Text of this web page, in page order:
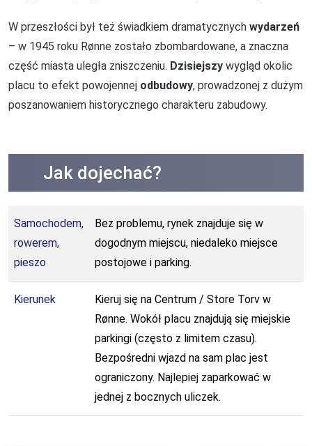
W przeszłości był też świadkiem dramatycznych wydarzeń
– w 1945 roku Rønne zostało zbombardowane, a znaczna
część miasta uległa zniszczeniu. Dzisiejszy wygląd okolic
placu to efekt powojennej odbudowy, prowadzonej z dużym
poszanowaniem historycznego charakteru zabudowy.
Jak dojechać?
Samochodem,
rowerem,
pieszo
Bez problemu, rynek znajduje się w
dogodnym miejscu, niedaleko miejsce
postojowe i parking.
Kierunek
Kieruj się na Centrum / Store Torv w
Rønne. Wokół placu znajdują się miejskie
parkingi (często z limitem czasu).
Bezpośredni wjazd na sam plac jest
ograniczony. Najlepiej zaparkować w
jednej z bocznych uliczek.